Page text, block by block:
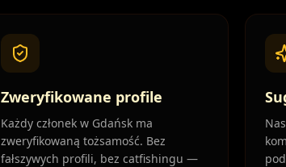
Zweryfikowane profile
Każdy członek w Gdańsk ma
zweryfikowaną tożsamość. Bez
fałszywych profili, bez catfishingu —